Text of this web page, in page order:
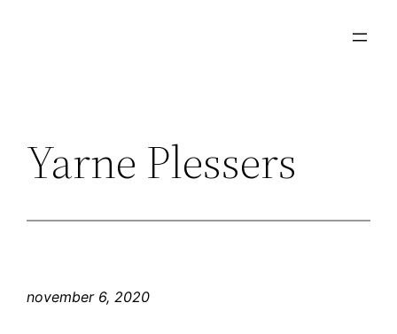
Yarne Plessers
november 6, 2020